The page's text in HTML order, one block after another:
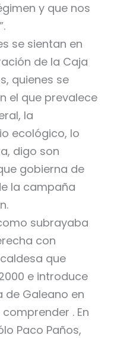
y que nos
se sientan en
de la Caja
quienes se
el que prevalece
la
ecológico, lo
digo son
gobierna de
la campaña
subrayaba
con
que
e introduce
Galeano en
. En
Paco Paños,